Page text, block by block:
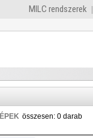
MILC rendszerek
összesen: 0 darab